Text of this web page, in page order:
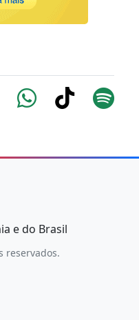
e do Brasil
reservados.